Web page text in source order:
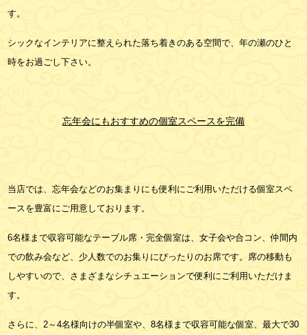
す。
シックなインテリアに整えられた落ち着きのある空間で、年の瀬のひと
時をお過ごし下さい。
忘年会にもおすすめの個室スペースを完備
当店では、忘年会などのお集まりにも便利にご利用いただける個室スペ
ースを豊富にご用意しております。
6名様まで収容可能なテーブル席・完全個室は、女子会や合コン、仲間内
での飲み会など、少人数でのお集りにぴったりのお席です。席の移動も
しやすいので、さまざまなシチュエーションで便利にご利用いただけま
す。
さらに、2～4名様向けの半個室や、8名様まで収容可能な個室、最大で30